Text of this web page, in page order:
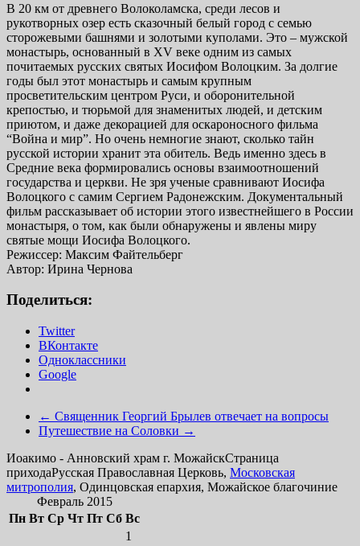
В 20 км от древнего Волоколамска, среди лесов и
рукотворных озер есть сказочный белый город с семью
сторожевыми башнями и золотыми куполами. Это – мужской
монастырь, основанный в XV веке одним из самых
почитаемых русских святых Иосифом Волоцким. За долгие
годы был этот монастырь и самым крупным
просветительским центром Руси, и оборонительной
крепостью, и тюрьмой для знаменитых людей, и детским
приютом, и даже декорацией для оскароносного фильма
“Война и мир”. Но очень немногие знают, сколько тайн
русской истории хранит эта обитель. Ведь именно здесь в
Средние века формировались основы взаимоотношений
государства и церкви. Не зря ученые сравнивают Иосифа
Волоцкого с самим Сергием Радонежским. Документальный
фильм рассказывает об истории этого известнейшего в России
монастыря, о том, как были обнаружены и явлены миру
святые мощи Иосифа Волоцкого.
Режиссер: Максим Файтельберг
Автор: Ирина Чернова
Поделиться:
Twitter
ВКонтакте
Одноклассники
Google
← Священник Георгий Брылев отвечает на вопросы
Путешествие на Соловки →
Иоакимо - Анновский храм г. МожайскСтраница
приходаРусская Православная Церковь, Московская
митрополия, Одинцовская епархия, Можайское благочиние
Февраль 2015
Пн Вт Ср Чт Пт Сб Вс
1